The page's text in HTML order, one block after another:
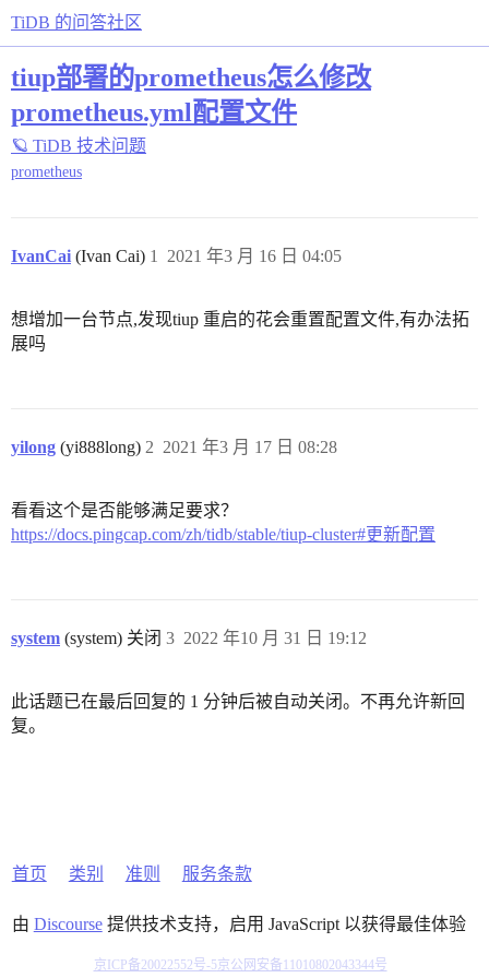
TiDB 的问答社区
tiup部署的prometheus怎么修改
prometheus.yml配置文件
🪐 TiDB 技术问题
prometheus
IvanCai (Ivan Cai) 2021 年3 月 16 日 04:05
1
想增加一台节点,发现tiup 重启的花会重置配置文件,有办法拓
展吗
yilong (yi888long) 2021 年3 月 17 日 08:28
2
看看这个是否能够满足要求？
https://docs.pingcap.com/zh/tidb/stable/tiup-cluster#更新配置
system (system) 关闭 2022 年10 月 31 日 19:12
3
此话题已在最后回复的 1 分钟后被自动关闭。不再允许新回
复。
首页 类别 准则 服务条款
由 Discourse提供技术支持，启用 JavaScript 以获得最佳体验
京ICP备20022552号-5京公网安备11010802043344号